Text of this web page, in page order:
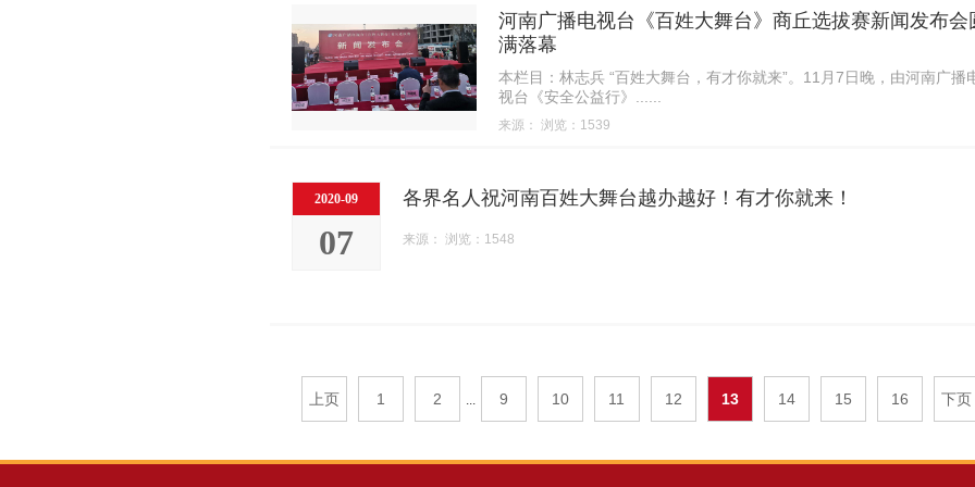
河南广播电视台《百姓大舞台》商丘选拔赛新闻发布会
满落幕
本栏目：林志兵 “百姓大舞台，有才你就来”。11月7日晚，由河南广播
视台《安全公益行》......
来源： 浏览：1539
2020-09
07
各界名人祝河南百姓大舞台越办越好！有才你就来！
来源： 浏览：1548
上页 1 2 ... 9 10 11 12 13 14 15 16 下页